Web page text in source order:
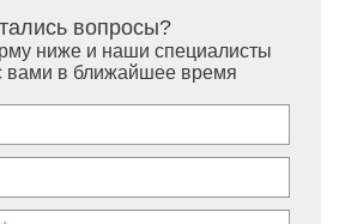
вопросы?
ниже и наши специалисты
вами в ближайшее время